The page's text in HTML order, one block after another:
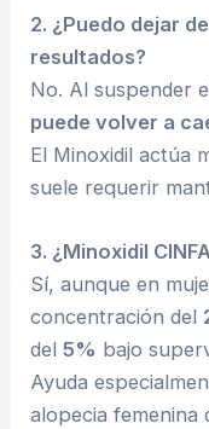
2. ¿Puedo dejar
resultados?
No. Al suspender
puede volver a
El Minoxidil actúa
suele requerir
3. ¿Minoxidil
Sí, aunque en
concentración del
del5% bajo
Ayuda
alopecia femenina